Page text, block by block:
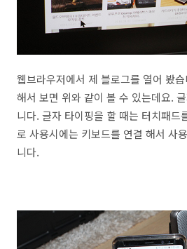
웹브라우저에서 제 블로그를 열어 봤
해서 보면 위와 같이 볼 수 있는데요.
니다. 글자 타이핑을 할 때는 터치패드
로 사용시에는 키보드를 연결 해서 사
니다.